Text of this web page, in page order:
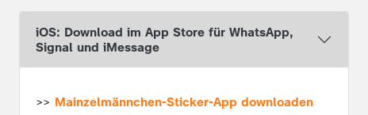
iOS: Download im App Store für WhatsApp,
Signal und iMessage
>> Mainzelmännchen-Sticker-App downloaden